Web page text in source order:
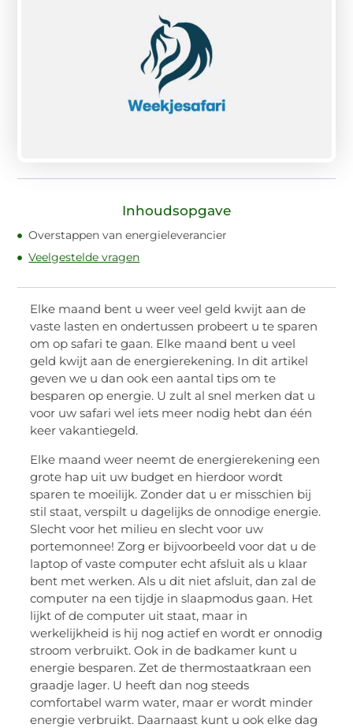
Inhoudsopgave
Overstappen van energieleverancier
Veelgestelde vragen
Elke maand bent u weer veel geld kwijt aan de
vaste lasten en ondertussen probeert u te sparen
om op safari te gaan. Elke maand bent u veel
geld kwijt aan de energierekening. In dit artikel
geven we u dan ook een aantal tips om te
besparen op energie. U zult al snel merken dat u
voor uw safari wel iets meer nodig hebt dan één
keer vakantiegeld.
Elke maand weer neemt de energierekening een
grote hap uit uw budget en hierdoor wordt
sparen te moeilijk. Zonder dat u er misschien bij
stil staat, verspilt u dagelijks de onnodige energie.
Slecht voor het milieu en slecht voor uw
portemonnee! Zorg er bijvoorbeeld voor dat u de
laptop of vaste computer echt afsluit als u klaar
bent met werken. Als u dit niet afsluit, dan zal de
computer na een tijdje in slaapmodus gaan. Het
lijkt of de computer uit staat, maar in
werkelijkheid is hij nog actief en wordt er onnodig
stroom verbruikt. Ook in de badkamer kunt u
energie besparen. Zet de thermostaatkraan een
graadje lager. U heeft dan nog steeds
comfortabel warm water, maar er wordt minder
energie verbruikt. Daarnaast kunt u ook elke dag